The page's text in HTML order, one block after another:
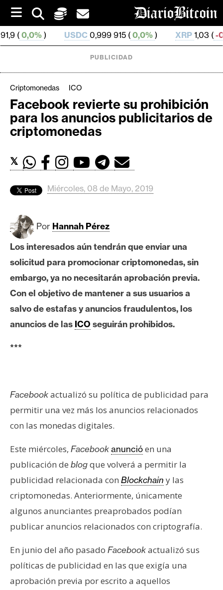
i
p
t
o
USDC0,999 915 (0,0%) XRP1,03 ( -0,86% )
C
r
i
M
c
d
o
s
B
i
t
h
r
e
u
m
A
PUBLICIDAD
Criptomonedas ICO
Facebook revierte su prohibición
para los anuncios publicitarios de
criptomonedas
𝕏
Miércoles, 08 de Mayo, 2019
Por Hannah Pérez
Los interesados aún tendrán que enviar una
solicitud para promocionar criptomonedas, sin
embargo, ya no necesitarán aprobación previa.
Con el objetivo de mantener a sus usuarios a
salvo de estafas y anuncios fraudulentos, los
anuncios de las ICO seguirán prohibidos.
***
Facebookactualizó su política de publicidad para
permitir una vez más los anuncios relacionados
con las monedas digitales.
Este miércoles, Facebookanuncióen una
publicación de blogque volverá a permitir la
publicidad relacionada con Blockchain y las
criptomonedas. Anteriormente, únicamente
algunos anunciantes preaprobados podían
publicar anuncios relacionados con criptografía.
En junio del año pasado Facebookactualizó sus
políticas de publicidad en las que exigía una
aprobación previa por escrito a aquellos